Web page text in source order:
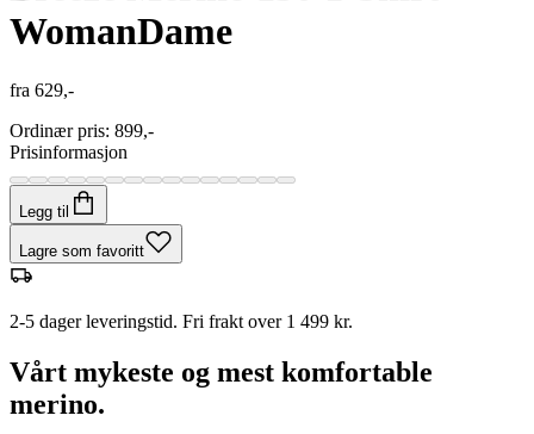
WomanDame
fra 629,-
Ordinær pris: 899,-
Prisinformasjon
Legg til
Lagre som favoritt
2-5 dager leveringstid. Fri frakt over 1 499 kr.
Vårt mykeste og mest komfortable
merino.